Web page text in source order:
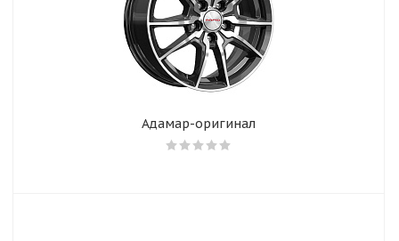
Адамар-оригинал